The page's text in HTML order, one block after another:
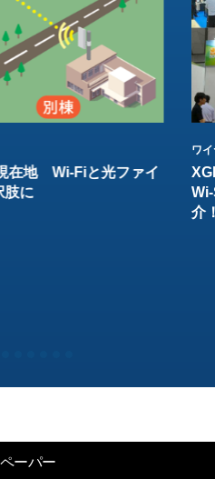
在地 Wi-Fiと光ファイ
肢に
ワ
介
ーパー